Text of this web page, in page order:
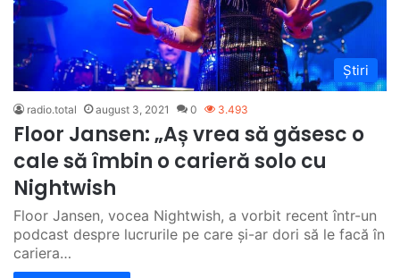
Știri
radio.total august 3, 2021 0 3.493
Floor Jansen: „Aș vrea să găsesc o
cale să îmbin o carieră solo cu
Nightwish
Floor Jansen, vocea Nightwish, a vorbit recent într-un
podcast despre lucrurile pe care și-ar dori să le facă în
cariera…